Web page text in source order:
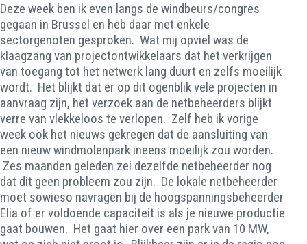
Deze week ben ik even langs de windbeurs/congres
gegaan in Brussel en heb daar met enkele
sectorgenoten gesproken. Wat mij opviel was de
klaagzang van projectontwikkelaars dat het verkrijgen
van toegang tot het netwerk lang duurt en zelfs moeilijk
wordt. Het blijkt dat er op dit ogenblik vele projecten in
aanvraag zijn, het verzoek aan de netbeheerders blijkt
verre van vlekkeloos te verlopen. Zelf heb ik vorige
week ook het nieuws gekregen dat de aansluiting van
een nieuw windmolenpark ineens moeilijk zou worden.
Zes maanden geleden zei dezelfde netbeheerder nog
dat dit geen probleem zou zijn. De lokale netbeheerder
moet sowieso navragen bij de hoogspanningsbeheerder
Elia of er voldoende capaciteit is als je nieuwe productie
gaat bouwen. Het gaat hier over een park van 10 MW,